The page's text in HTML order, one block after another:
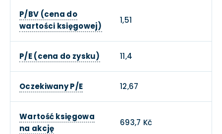
P/BV (cena do
wartości księgowej)
1,51
P/E (cena do zysku) 11,4
Oczekiwany P/E 12,67
Wartość księgowa
na akcję
693,7 Kč